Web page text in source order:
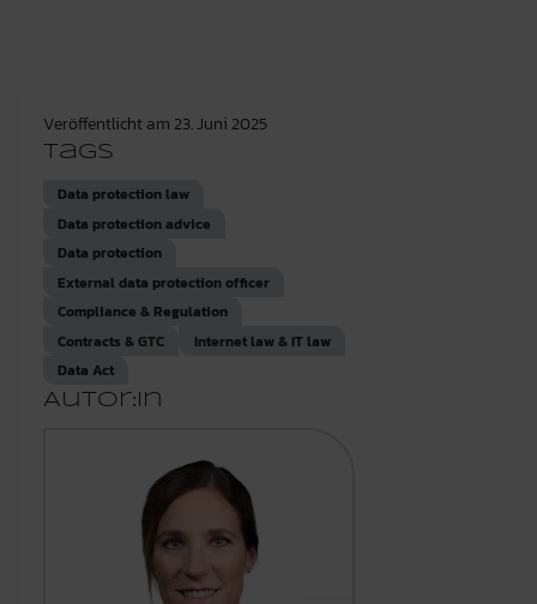
Veröffentlicht am 23. Juni 2025
Tags
Data protection law
Data protection advice
Data protection
External data protection officer
Compliance & Regulation
Contracts & GTC
Internet law & IT law
Data Act
Autor:in